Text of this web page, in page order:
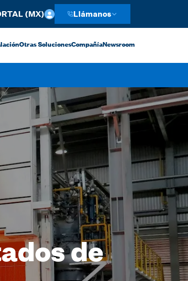
(MX) Llámanos
Otras SolucionesCompañíaNewsroom
de